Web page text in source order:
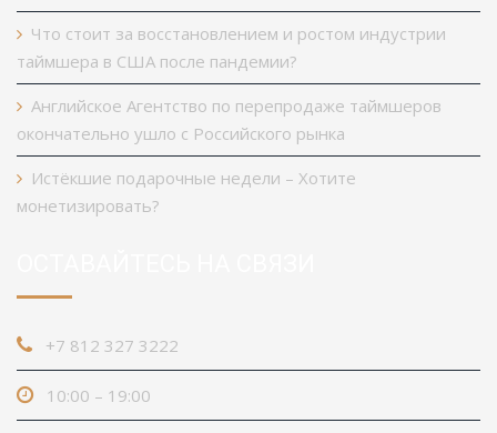
Что стоит за восстановлением и ростом индустрии
таймшера в США после пандемии?
Английское Агентство по перепродаже таймшеров
окончательно ушло с Российского рынка
Истёкшие подарочные недели – Хотите
монетизировать?
+7 812 327 3222
10:00 – 19:00